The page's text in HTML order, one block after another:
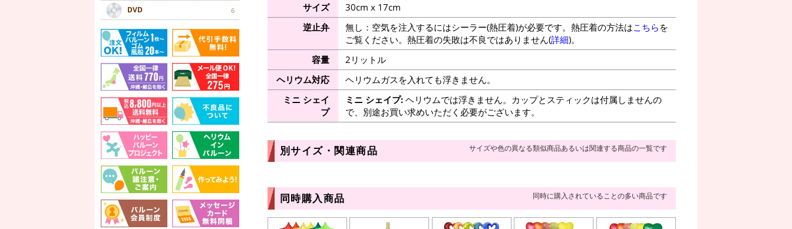
DVD 6
サイズ
30cm x 17cm
逆止弁
無し：空気を注入するにはシーラー(熱圧着)が必要です。熱圧着の方法はこちら を
ご覧ください。熱圧着の失敗は不良ではありません(詳細)。
容量
2リットル
ヘリウム対応
ヘリウムガスを入れても浮きません。
ミニ シェイ
プ
ミニ シェイプ:ヘリウムでは浮きません。カップとスティックは付属しませんの
で、別途お買い求めいただく必要がございます。
別サイズ・関連商品 サイズや色の異なる類似商品あるいは関連する商品の一覧です
同時購入商品 同時に購入されていることの多い商品です